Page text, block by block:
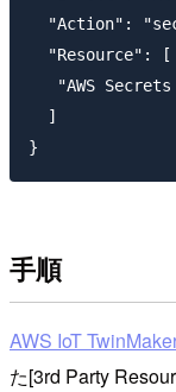
"Action":
  "Resource": [
"AWS
  ]
手順
AWS IoT
た[3rd Party